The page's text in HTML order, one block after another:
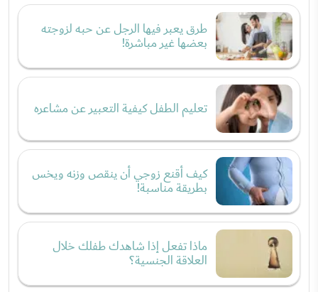
طرق يعبر فيها الرجل عن حبه لزوجته
بعضها غير مباشرة!
تعليم الطفل كيفية التعبير عن مشاعره
كيف أقنع زوجي أن ينقص وزنه ويخس
بطريقة مناسبة!
ماذا تفعل إذا شاهدك طفلك خلال
العلاقة الجنسية؟